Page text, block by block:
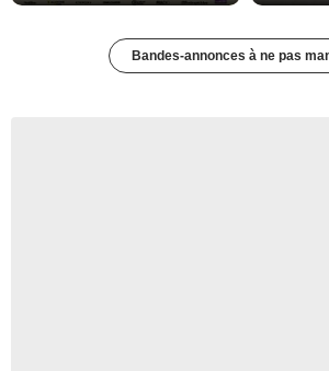
Bandes-annonces à ne pas